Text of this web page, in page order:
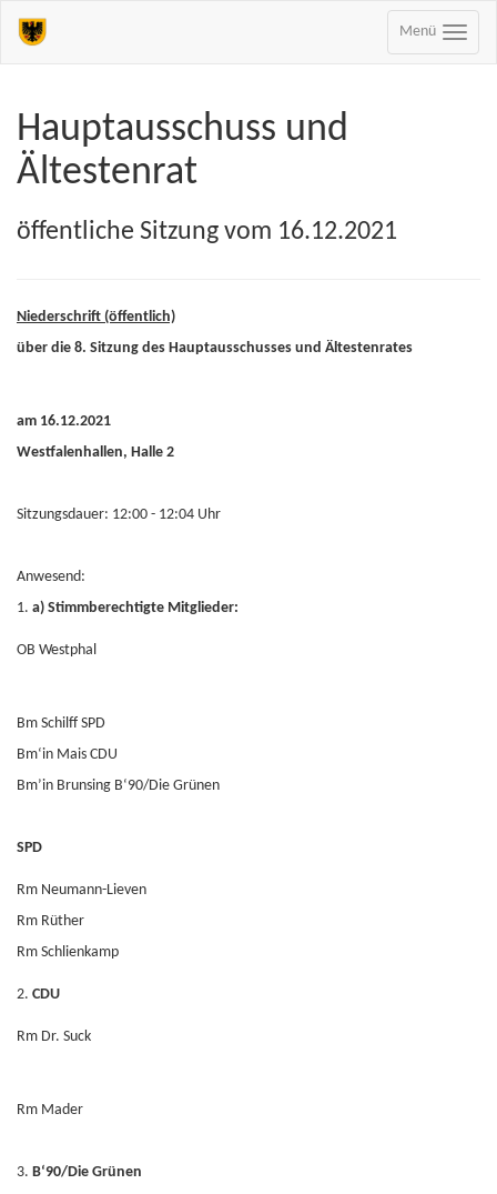
Menü
Hauptausschuss und
Ältestenrat
öffentliche Sitzung vom 16.12.2021
Niederschrift (öffentlich)
über die 8. Sitzung des Hauptausschusses und Ältestenrates
am 16.12.2021
Westfalenhallen, Halle 2
Sitzungsdauer: 12:00 - 12:04 Uhr
Anwesend:
1. a) Stimmberechtigte Mitglieder:
OB Westphal
Bm Schilff SPD
Bm‘in Mais CDU
Bm’in Brunsing B‘90/Die Grünen
SPD
Rm Neumann-Lieven
Rm Rüther
Rm Schlienkamp
2. CDU
Rm Dr. Suck
Rm Mader
3. B‘90/Die Grünen